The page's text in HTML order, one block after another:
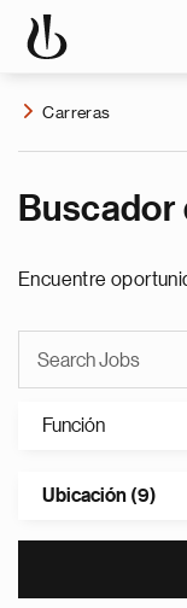
Carreras
Buscador
Encuentre
Función
Ubicación (9)